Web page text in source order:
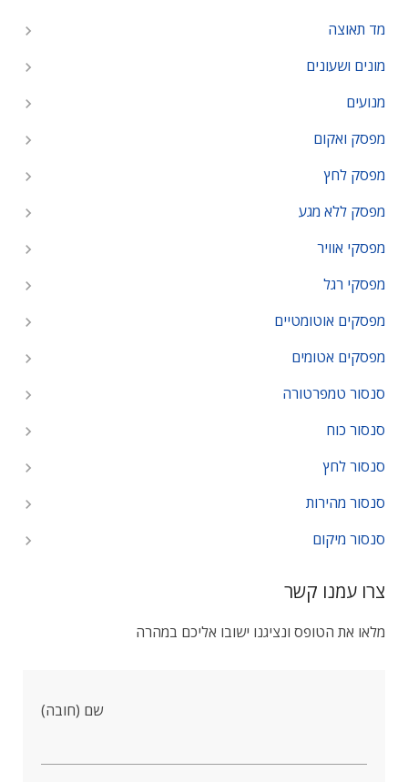
מד תאוצה
מונים ושעונים
מנועים
מפסק ואקום
מפסק לחץ
מפסק ללא מגע
מפסקי אוויר
מפסקי רגל
מפסקים אוטומטיים
מפסקים אטומים
סנסור טמפרטורה
סנסור כוח
סנסור לחץ
סנסור מהירות
סנסור מיקום
צרו עמנו קשר
מלאו את הטופס ונציגנו ישובו אליכם במהרה
שם (חובה)